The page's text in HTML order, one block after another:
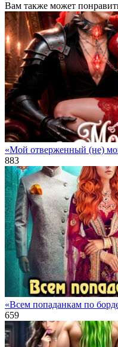
Вам также может
«Мой отверженный (не)
883
«Всем попаданкам по
659